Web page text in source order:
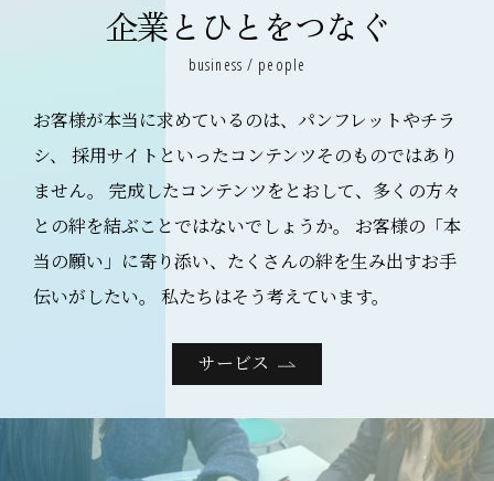
企業とひとをつなぐ
business / people
お客様が本当に求めているのは、パンフレットやチラ
シ、
採用サイトといったコンテンツそのものではあり
ません。
完成したコンテンツをとおして、多くの方々
との絆を結ぶことではないでしょうか。
お客様の「本
当の願い」に寄り添い、たくさんの絆を生み出すお手
伝いがしたい。
私たちはそう考えています。
サービス